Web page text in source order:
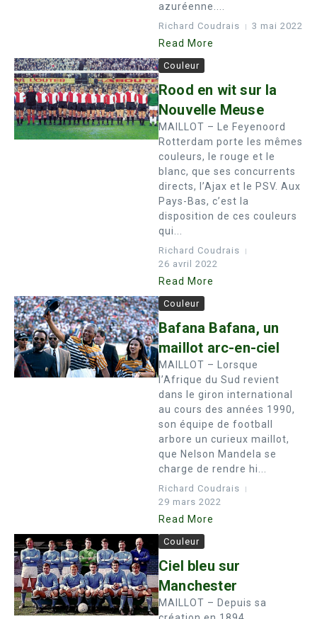
azuréenne....
Richard Coudrais 3 mai 2022
Read More
Couleur
Rood en wit sur la
Nouvelle Meuse
MAILLOT – Le Feyenoord
Rotterdam porte les mêmes
couleurs, le rouge et le
blanc, que ses concurrents
directs, l’Ajax et le PSV. Aux
Pays-Bas, c’est la
disposition de ces couleurs
qui...
Richard Coudrais
26 avril 2022
Read More
Couleur
Bafana Bafana, un
maillot arc-en-ciel
MAILLOT – Lorsque
l’Afrique du Sud revient
dans le giron international
au cours des années 1990,
son équipe de football
arbore un curieux maillot,
que Nelson Mandela se
charge de rendre hi...
Richard Coudrais
29 mars 2022
Read More
Couleur
Ciel bleu sur
Manchester
MAILLOT – Depuis sa